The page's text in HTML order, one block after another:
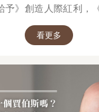
予》創造人際紅利，
看更多